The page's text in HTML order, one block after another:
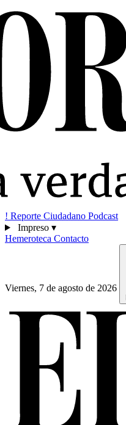
! Reporte Ciudadano Podcast
Impreso ▾
Hemeroteca Contacto
Viernes, 7 de agosto de 2026